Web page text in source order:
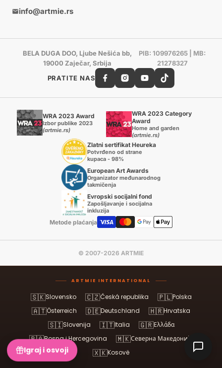
info@artmie.rs
BELA DUGA DOO, Ljube Nešića bb,
19000 Zaječar, Srbija
PIB: 109976265 | MB:
21278327
PRATITE NAS
WRA 2023 Award
Izbor publike 2023
(artmie.rs)
WRA 2023 Category
Award
Home and garden
(artmie.rs)
Zlatni sertifikat Heureka
Potvrđeno od strane
kupaca - 98%
European Art Awards
Organizator međunarodnog
takmičenja
Evropski socijalni fond
Zapošljavanje i socijalna
inkluzija
Metode plaćanja
© 2007-2026 ARTMIE
ARTMIE INTERNATIONAL
🇸🇰Slovensko 🇨🇿Česká republika 🇵🇱Polska
🇦🇹Österreich 🇩🇪Deutschland 🇭🇷Hrvatska
🇸🇮Slovenija 🇮🇹Italia 🇬🇷Ελλάδα
🇧🇦Bosna i Hercegovina 🇲🇰Северна Македонија
🇽🇰Kosovë
Igraj i osvoji